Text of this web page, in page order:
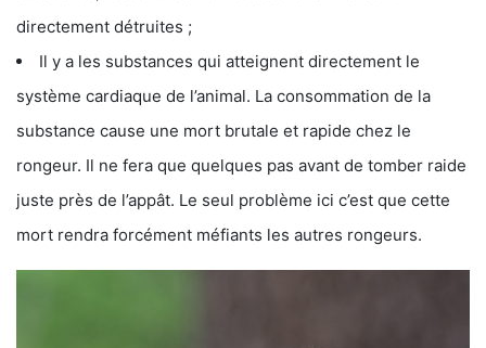
directement détruites ;
Il y a les substances qui atteignent directement le
système cardiaque de l’animal. La consommation de la
substance cause une mort brutale et rapide chez le
rongeur. Il ne fera que quelques pas avant de tomber raide
juste près de l’appât. Le seul problème ici c’est que cette
mort rendra forcément méfiants les autres rongeurs.